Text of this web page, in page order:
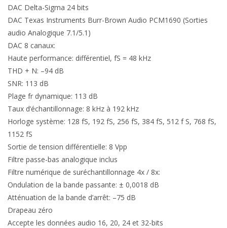
DAC Delta-Sigma 24 bits
DAC Texas Instruments Burr-Brown Audio PCM1690 (Sorties
audio Analogique 7.1/5.1)
DAC 8 canaux:
Haute performance: différentiel, fS = 48 kHz
THD + N: –94 dB
SNR: 113 dB
Plage fr dynamique: 113 dB
Taux d’échantillonnage: 8 kHz à 192 kHz
Horloge système: 128 fS, 192 fS, 256 fS, 384 fS, 512 f S, 768 fS,
1152 fS
Sortie de tension différentielle: 8 Vpp
Filtre passe-bas analogique inclus
Filtre numérique de suréchantillonnage 4x / 8x:
Ondulation de la bande passante: ± 0,0018 dB
Atténuation de la bande d’arrêt: –75 dB
Drapeau zéro
Accepte les données audio 16, 20, 24 et 32-bits